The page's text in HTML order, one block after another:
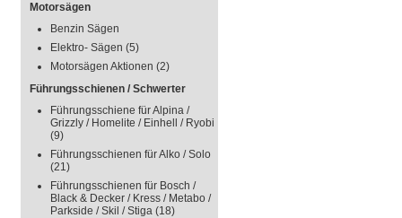
Motorsägen
Benzin Sägen
Elektro- Sägen (5)
Motorsägen Aktionen (2)
Führungsschienen / Schwerter
Führungsschiene für Alpina /
Grizzly / Homelite / Einhell / Ryobi
(9)
Führungsschienen für Alko / Solo
(21)
Führungsschienen für Bosch /
Black & Decker / Kress / Metabo /
Parkside / Skil / Stiga (18)